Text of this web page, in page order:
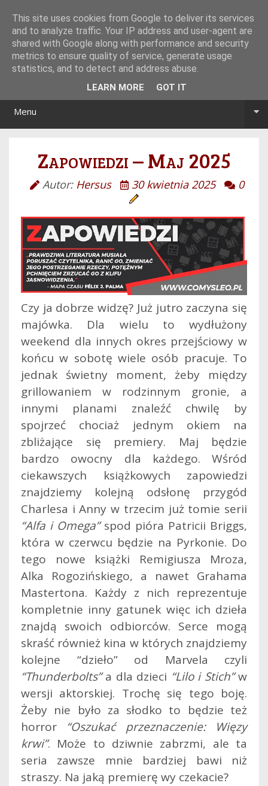
Menu
Zapowiedzi – Maj 2025
Autor: Hersus 30 kwietnia 2025 0
Czy ja dobrze widzę? Już jutro zaczyna się
majówka. Dla wielu to wydłużony
weekend dla innych okres przejściowy w
końcu w sobotę wiele osób pracuje. To
jednak świetny moment, żeby między
grillowaniem w rodzinnym gronie, a
innymi planami znaleźć chwilę by
spojrzeć chociaż jednym okiem na
zbliżające się premiery. Maj będzie
bardzo owocny dla każdego. Wśród
ciekawszych książkowych zapowiedzi
znajdziemy kolejną odsłonę przygód
Charlesa i Anny w trzecim już tomie serii
“Alfa i Omega”spod pióra Patricii Briggs,
która w czerwcu będzie na Pyrkonie. Do
tego nowe książki Remigiusza Mroza,
Alka Rogozińskiego, a nawet Grahama
Mastertona. Każdy z nich reprezentuje
kompletnie inny gatunek więc ich dzieła
znajdą swoich odbiorców. Serce mogą
skraść również kina w których znajdziemy
kolejne “dzieło” od Marvela czyli
“Thunderbolts”a dla dzieci “Lilo i Stich”w
wersji aktorskiej. Trochę się tego boję.
Żeby nie było za słodko to będzie też
horror “Oszukać przeznaczenie: Więzy
krwi”. Może to dziwnie zabrzmi, ale ta
seria zawsze mnie bardziej bawi niż
straszy. Na jaką premierę wy czekacie?
This site uses cookies from Google to deliver its services
and to analyze traffic. Your IP address and user-agent are
shared with Google along with performance and security
metrics to ensure quality of service, generate usage
statistics, and to detect and address abuse.
LEARN MORE GOT IT